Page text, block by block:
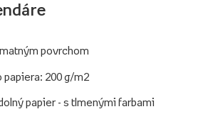
povrchom
200 g/m2
papier - s tlmenými farbami